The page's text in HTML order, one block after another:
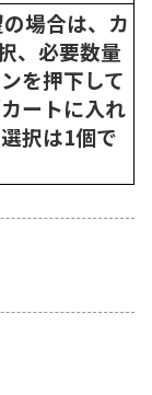
場合は、カ
、必要数量
を押下して
ートに入れ
択は1個で